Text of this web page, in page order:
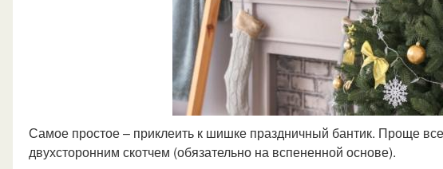
Самое простое – приклеить к шишке праздничный бантик. Проще
двухсторонним скотчем (обязательно на вспененной основе).